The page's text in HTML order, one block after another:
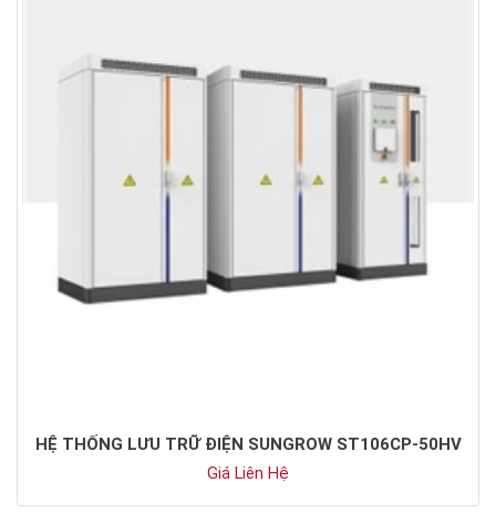
HỆ THỐNG LƯU TRỮ ĐIỆN SUNGROW ST106CP-50HV
Giá Liên Hệ